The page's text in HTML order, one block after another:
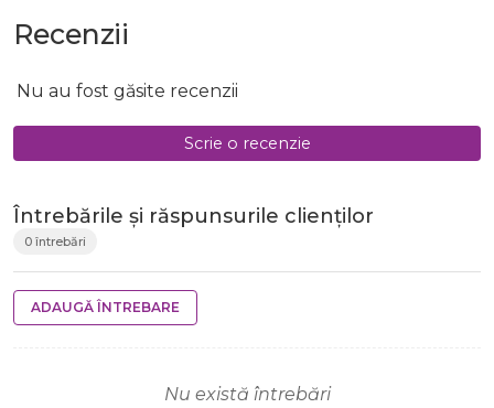
Recenzii
Nu au fost găsite recenzii
Scrie o recenzie
Întrebările și răspunsurile clienților
0 întrebări
ADAUGĂ ÎNTREBARE
Nu există întrebări